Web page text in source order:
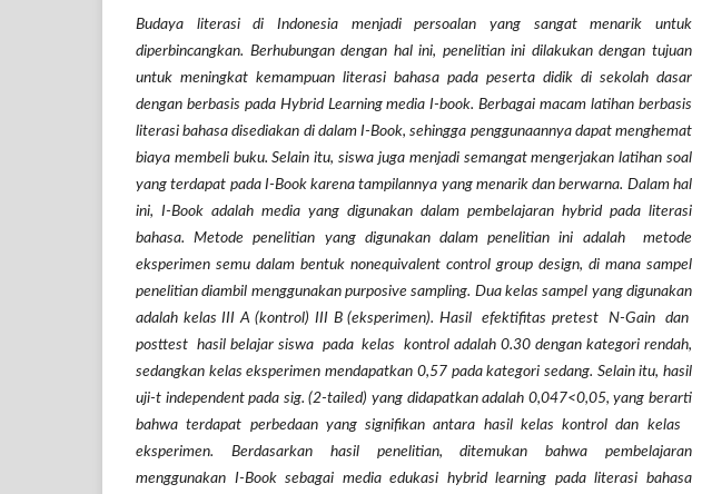
Budaya literasi di Indonesia menjadi persoalan yang sangat menarik untuk
diperbincangkan. Berhubungan dengan hal ini, penelitian ini dilakukan dengan tujuan
untuk meningkat kemampuan literasi bahasa pada peserta didik di sekolah dasar
dengan berbasis pada Hybrid Learning media I-book. Berbagai macam latihan berbasis
literasi bahasa disediakan di dalam I-Book, sehingga penggunaannya dapat menghemat
biaya membeli buku. Selain itu, siswa juga menjadi semangat mengerjakan latihan soal
yang terdapat pada I-Book karena tampilannya yang menarik dan berwarna. Dalam hal
ini, I-Book adalah media yang digunakan dalam pembelajaran hybrid pada literasi
bahasa. Metode penelitian yang digunakan dalam penelitian ini adalah metode
eksperimen semu dalam bentuk nonequivalent control group design, di mana sampel
penelitian diambil menggunakan purposive sampling. Dua kelas sampel yang digunakan
adalah kelas III A (kontrol) III B (eksperimen). Hasil efektifitas pretest N-Gain dan
posttest hasil belajar siswa pada kelas kontrol adalah 0.30 dengan kategori rendah,
sedangkan kelas eksperimen mendapatkan 0,57 pada kategori sedang. Selain itu, hasil
uji-t independent pada sig. (2-tailed) yang didapatkan adalah 0,047<0,05, yang berarti
bahwa terdapat perbedaan yang signifikan antara hasil kelas kontrol dan kelas
eksperimen. Berdasarkan hasil penelitian, ditemukan bahwa pembelajaran
menggunakan I-Book sebagai media edukasi hybrid learning pada literasi bahasa